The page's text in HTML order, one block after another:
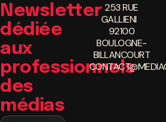
Newsletter
dédiée
aux
professionnels
des
médias
253 RUE
GALLIENI
92100
BOULOGNE-
BILLANCOURT